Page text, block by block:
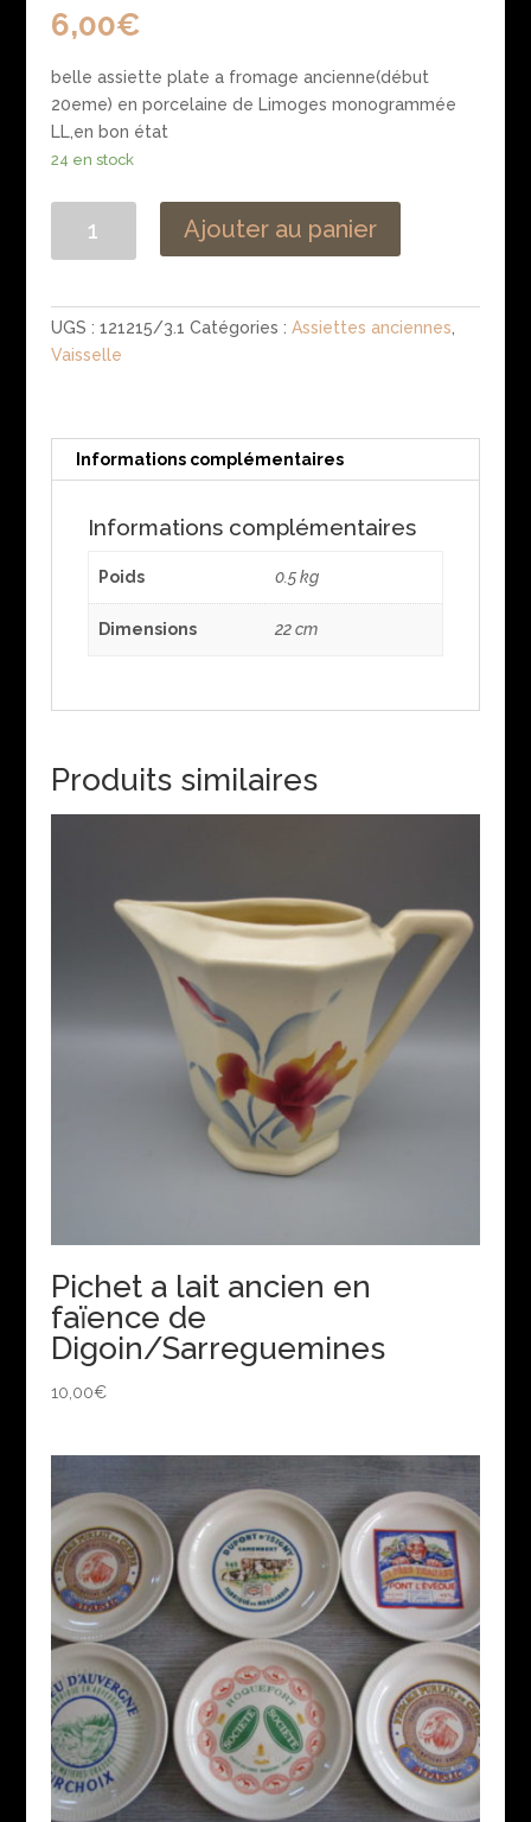
6,00€
belle assiette plate a fromage ancienne(début
20eme) en porcelaine de Limoges monogrammée
LL,en bon état
24 en stock
en
porcelaine
Ajouter au panier
UGS : 121215/3.1 Catégories : Assiettes anciennes
Vaisselle
Informations complémentaires
Informations complémentaires
Poids 0.5 kg
Dimensions 22 cm
Produits similaires
Pichet a lait ancien en
faïence de
Digoin/Sarreguemines
10,00€